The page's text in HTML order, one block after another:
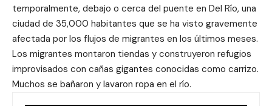
temporalmente, debajo o cerca del puente en Del Río, una
ciudad de 35,000 habitantes que se ha visto gravemente
afectada por los flujos de migrantes en los últimos meses.
Los migrantes montaron tiendas y construyeron refugios
improvisados con cañas gigantes conocidas como carrizo.
Muchos se bañaron y lavaron ropa en el río.